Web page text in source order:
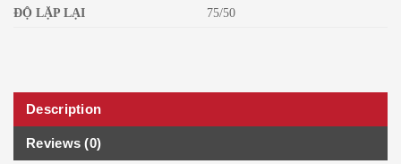
ĐỘ LẶP LẠI 75/50
Description
Reviews (0)